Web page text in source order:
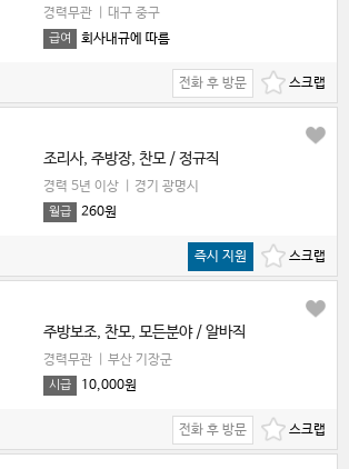
경력무관 대구 중구
급여 회사내규에 따름
전화 후 방문
조리사, 주방장, 찬모 / 정규직
경력 5년 이상 경기 광명시
월급 260원
즉시 지원
주방보조, 찬모, 모든분야 / 알바직
경력무관 부산 기장군
시급 10,000원
전화 후 방문